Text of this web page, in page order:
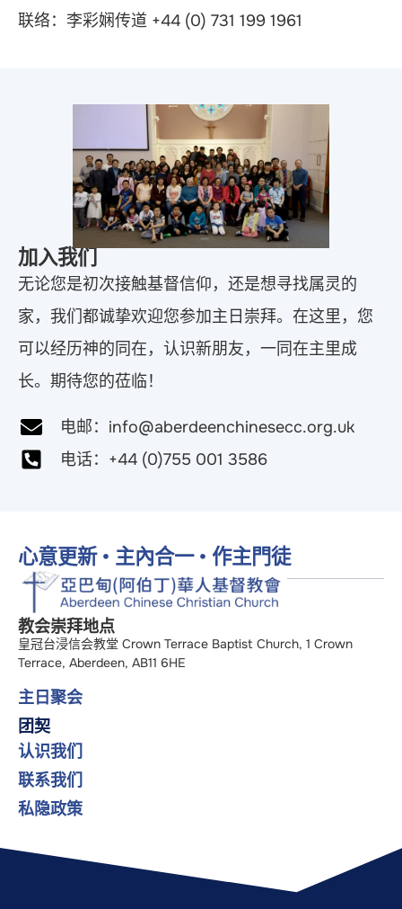
联络：李彩娴传道 +44 (0) 731 199 1961
加入我们
无论您是初次接触基督信仰，还是想寻找属灵的
家，我们都诚挚欢迎您参加主日崇拜。在这里，您
可以经历神的同在，认识新朋友，一同在主里成
长。期待您的莅临！
电邮：info@aberdeenchinesecc.org.uk
电话：+44 (0)755 001 3586
心意更新 • 主內合一 • 作主門徒
教会崇拜地点
皇冠台浸信会教堂 Crown Terrace Baptist Church, 1 Crown
Terrace, Aberdeen, AB11 6HE
主日聚会
团契
认识我们
联系我们
私隐政策